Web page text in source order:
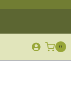
0